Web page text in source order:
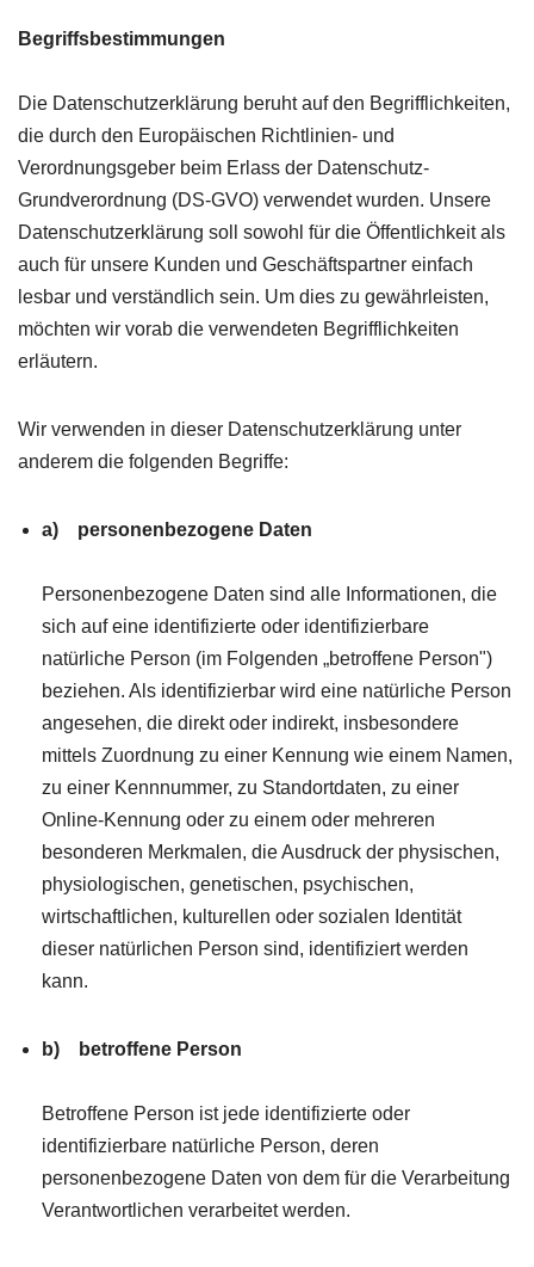
Begriffsbestimmungen
Die Datenschutzerklärung beruht auf den Begrifflichkeiten,
die durch den Europäischen Richtlinien- und
Verordnungsgeber beim Erlass der Datenschutz-
Grundverordnung (DS-GVO) verwendet wurden. Unsere
Datenschutzerklärung soll sowohl für die Öffentlichkeit als
auch für unsere Kunden und Geschäftspartner einfach
lesbar und verständlich sein. Um dies zu gewährleisten,
möchten wir vorab die verwendeten Begrifflichkeiten
erläutern.
Wir verwenden in dieser Datenschutzerklärung unter
anderem die folgenden Begriffe:
a) personenbezogene Daten
Personenbezogene Daten sind alle Informationen, die
sich auf eine identifizierte oder identifizierbare
natürliche Person (im Folgenden „betroffene Person")
beziehen. Als identifizierbar wird eine natürliche Person
angesehen, die direkt oder indirekt, insbesondere
mittels Zuordnung zu einer Kennung wie einem Namen,
zu einer Kennnummer, zu Standortdaten, zu einer
Online-Kennung oder zu einem oder mehreren
besonderen Merkmalen, die Ausdruck der physischen,
physiologischen, genetischen, psychischen,
wirtschaftlichen, kulturellen oder sozialen Identität
dieser natürlichen Person sind, identifiziert werden
kann.
b) betroffene Person
Betroffene Person ist jede identifizierte oder
identifizierbare natürliche Person, deren
personenbezogene Daten von dem für die Verarbeitung
Verantwortlichen verarbeitet werden.